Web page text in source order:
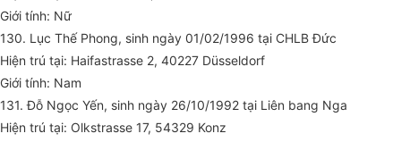
Giới tính: Nữ
130. Lục Thế Phong, sinh ngày 01/02/1996 tại CHLB Đức
Hiện trú tại: Haifastrasse 2, 40227 Düsseldorf
Giới tính: Nam
131. Đỗ Ngọc Yến, sinh ngày 26/10/1992 tại Liên bang Nga
Hiện trú tại: Olkstrasse 17, 54329 Konz